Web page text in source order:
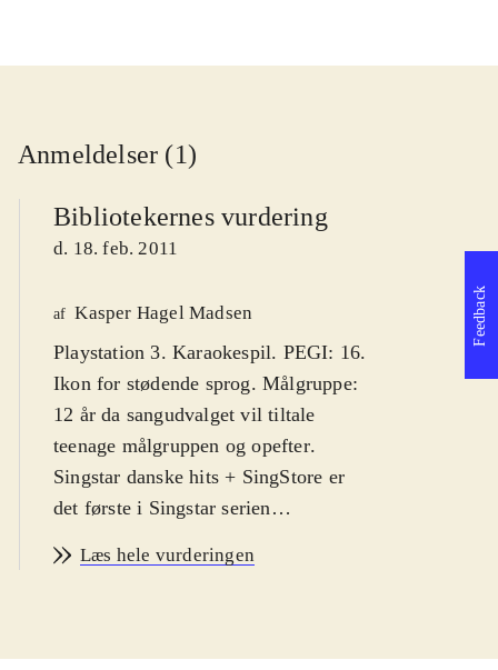
Anmeldelser (1)
Bibliotekernes vurdering
d. 18. feb. 2011
af Kasper Hagel Madsen
Playstation 3. Karaokespil. PEGI: 16.
Ikon for stødende sprog. Målgruppe:
12 år da sangudvalget vil tiltale
teenage målgruppen og opefter.
Singstar danske hits + SingStore er
det første i Singstar serien
med på primært ny-klassikere af
hits af fx Cut n' Move og Poul Krebs
Læs hele vurderingen
Feedback